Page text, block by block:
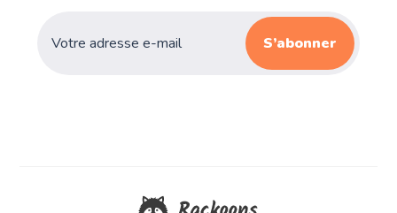
S’abonner